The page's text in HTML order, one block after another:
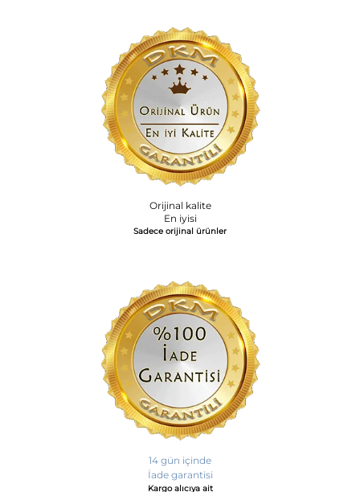
Orijinal kalite
En iyisi
Sadece orijinal ürünler
14 gün içinde
İade garantisi
Kargo alıcıya ait